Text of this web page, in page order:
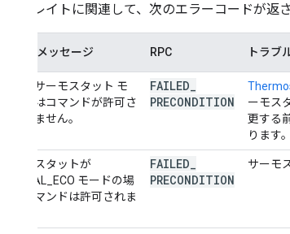
このトレイトに関連して、次のエラーコードが返
エラー メッセージ RPC トラブ
現在のサーモスタット モ
ードではコマンドが許可さ
れていません。
FAILED
PRECONDITION
ーモス
更する
ります。
サーモスタットが
MANUAL_ECO モードの場
合、コマンドは許可されま
FAILED
PRECONDITION
サーモ